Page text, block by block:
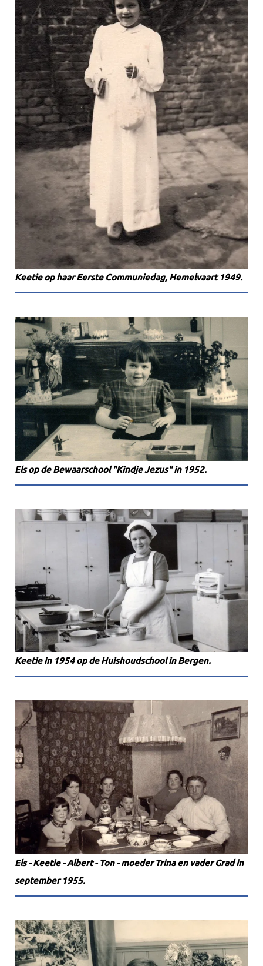
Keetie op haar Eerste Communiedag, Hemelvaart 1949.
Els op de Bewaarschool "Kindje Jezus" in 1952.
Keetie in 1954 op de Huishoudschool in Bergen.
Els - Keetie - Albert - Ton - moeder Trina en vader Grad in
september 1955.